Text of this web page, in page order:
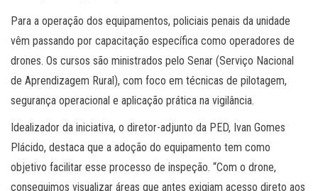
Para a operação dos equipamentos, policiais penais da unidade
vêm passando por capacitação específica como operadores de
drones. Os cursos são ministrados pelo Senar (Serviço Nacional
de Aprendizagem Rural), com foco em técnicas de pilotagem,
segurança operacional e aplicação prática na vigilância.
Idealizador da iniciativa, o diretor-adjunto da PED, Ivan Gomes
Plácido, destaca que a adoção do equipamento tem como
objetivo facilitar esse processo de inspeção. “Com o drone,
conseguimos visualizar áreas que antes exigiam acesso direto aos